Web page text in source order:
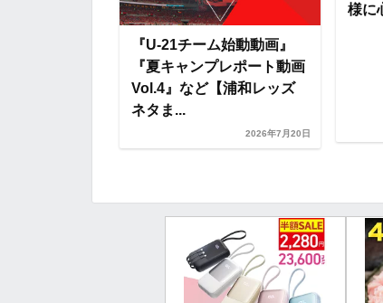
k
様に心から感...
2026年7月23日